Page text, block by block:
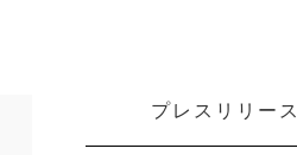
プレスリリース